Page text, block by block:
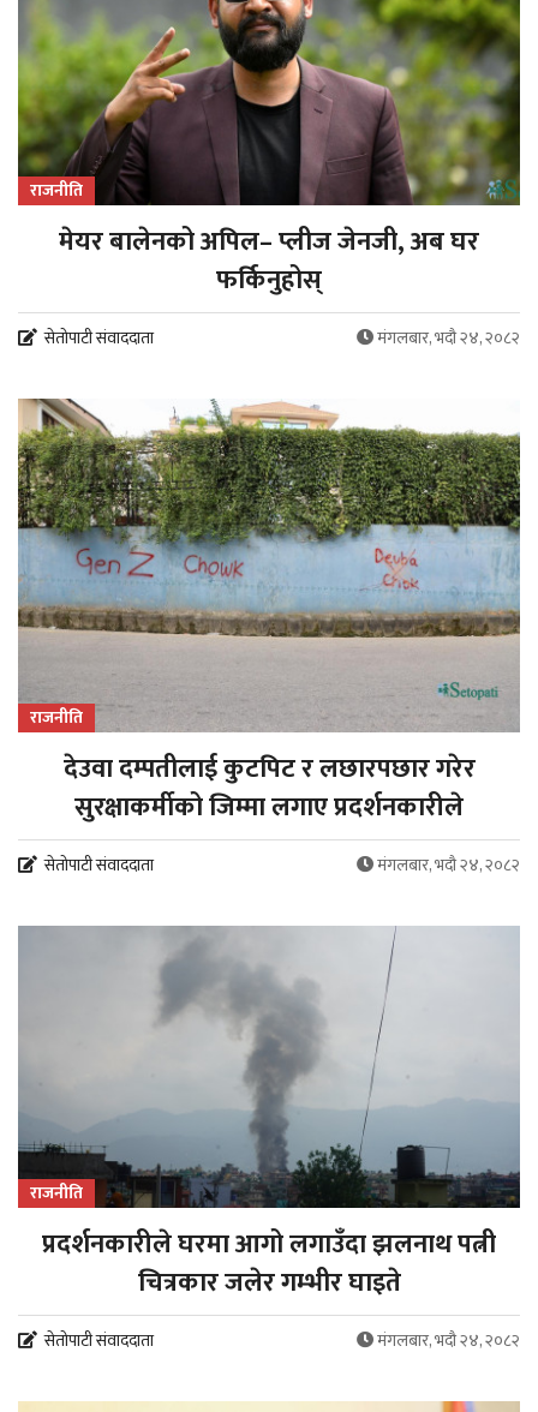
राजनीति
मेयर बालेनको अपिल– प्लीज जेनजी, अब घर
फर्किनुहोस्
सेतोपाटी संवाददाता मंगलबार, भदौ २४, २०८२
राजनीति
देउवा दम्पतीलाई कुटपिट र लछारपछार गरेर
सुरक्षाकर्मीको जिम्मा लगाए प्रदर्शनकारीले
सेतोपाटी संवाददाता मंगलबार, भदौ २४, २०८२
राजनीति
प्रदर्शनकारीले घरमा आगो लगाउँदा झलनाथ पत्नी
चित्रकार जलेर गम्भीर घाइते
सेतोपाटी संवाददाता मंगलबार, भदौ २४, २०८२